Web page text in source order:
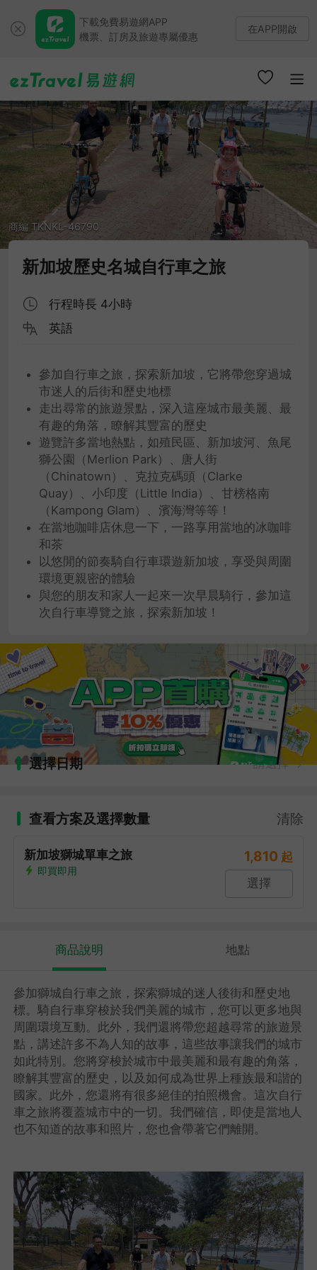
下載免費易遊網APP
機票、訂房及旅遊專屬優惠
在APP開啟
商編 TKNKL-46790
新加坡歷史名城自行車之旅
行程時長 4小時
英語
參加自行車之旅，探索新加坡，它將帶您穿過城
市迷人的后街和歷史地標
走出尋常的旅遊景點，深入這座城市最美麗、最
有趣的角落，瞭解其豐富的歷史
遊覽許多當地熱點，如殖民區、新加坡河、魚尾
獅公園（Merlion Park）、唐人街
（Chinatown）、克拉克碼頭（Clarke
Quay）、小印度（Little India）、甘榜格南
（Kampong Glam）、濱海灣等等！
在當地咖啡店休息一下，一路享用當地的冰咖啡
和茶
以悠閒的節奏騎自行車環遊新加坡，享受與周圍
環境更親密的體驗
與您的朋友和家人一起來一次早晨騎行，參加這
次自行車導覽之旅，探索新加坡！
選擇日期 請選擇
查看方案及選擇數量 清除
新加坡獅城單車之旅
即買即用
1,810 起
選擇
商品說明 地點
參加獅城自行車之旅，探索獅城的迷人後街和歷史地
標。騎自行車穿梭於我們美麗的城市，您可以更多地與
周圍環境互動。此外，我們還將帶您超越尋常的旅遊景
點，講述許多不為人知的故事，這些故事讓我們的城市
如此特別。您將穿梭於城市中最美麗和最有趣的角落，
瞭解其豐富的歷史，以及如何成為世界上種族最和諧的
國家。此外，您還將有很多絕佳的拍照機會。這次自行
車之旅將覆蓋城市中的一切。我們確信，即使是當地人
也不知道的故事和照片，您也會帶著它們離開。